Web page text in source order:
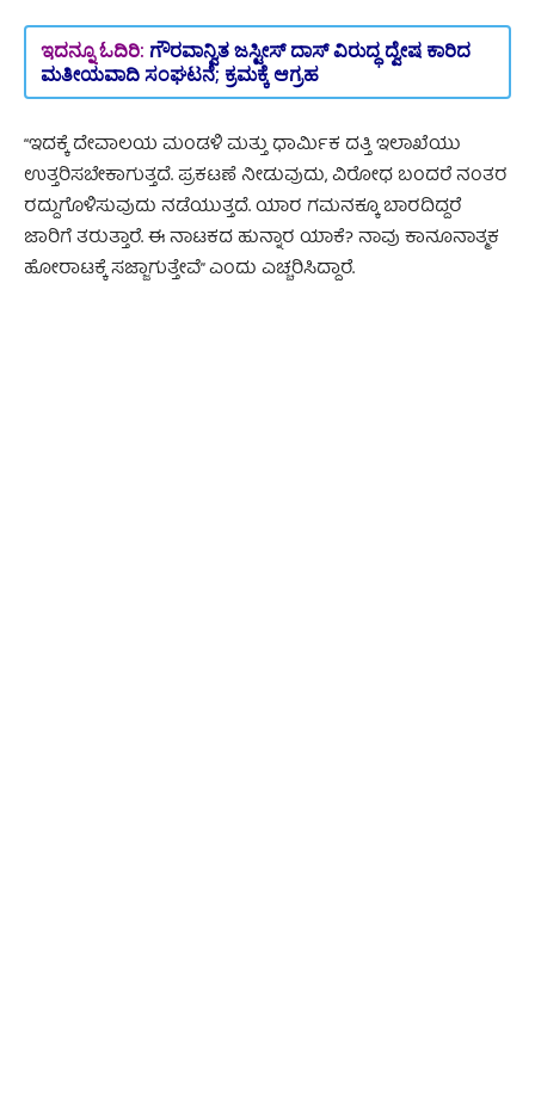
ಇದನ್ನೂ ಓದಿರಿ: ಗೌರವಾನ್ವಿತ ಜಸ್ಟೀಸ್‌ ದಾಸ್ ವಿರುದ್ಧ ದ್ವೇಷ ಕಾರಿದ
ಮತೀಯವಾದಿ ಸಂಘಟನೆ; ಕ್ರಮಕ್ಕೆ ಆಗ್ರಹ
“ಇದಕ್ಕೆ ದೇವಾಲಯ ಮಂಡಳಿ ಮತ್ತು ಧಾರ್ಮಿಕ ದತ್ತಿ ಇಲಾಖೆಯು
ಉತ್ತರಿಸಬೇಕಾಗುತ್ತದೆ. ಪ್ರಕಟಣೆ ನೀಡುವುದು, ವಿರೋಧ ಬಂದರೆ ನಂತರ
ರದ್ದುಗೊಳಿಸುವುದು ನಡೆಯುತ್ತದೆ.‌ ಯಾರ ಗಮನಕ್ಕೂ ಬಾರದಿದ್ದರೆ
ಜಾರಿಗೆ ತರುತ್ತಾರೆ. ಈ ನಾಟಕದ ಹುನ್ನಾರ ಯಾಕೆ? ನಾವು ಕಾನೂನಾತ್ಮಕ
ಹೋರಾಟಕ್ಕೆ ಸಜ್ಜಾಗುತ್ತೇವೆ” ಎಂದು ಎಚ್ಚರಿಸಿದ್ದಾರೆ.